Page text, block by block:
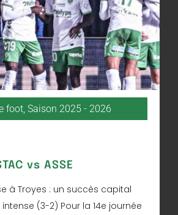
foot, Saison 2025 - 2026
vs ASSE
à Troyes : un succès capital
(3-2) Pour la 14e journée